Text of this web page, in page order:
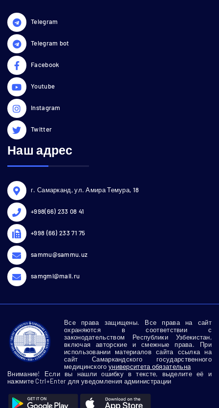
Telegram
Telegram bot
Facebook
Youtube
Instagram
Twitter
Наш адрес
г. Самарканд, ул. Амира Темура, 18
+998(66) 233 08 41
+998 (66) 233 71 75
sammu@sammu.uz
samgmi@mail.ru
Все права защищены. Все права на сайт
охраняются в соответствии с
законодательством Республики Узбекистан,
включая авторские и смежные права. При
использовании материалов сайта ссылка на
сайт Самаркандского государственного
медицинского университета обязательна
Внимание! Если вы нашли ошибку в тексте, выделите её и
нажмите Ctrl+Enter для уведомления администрации